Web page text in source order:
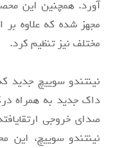
آورد. همچنین این
مجهز شده که علاوه بر
مختلف نیز تنظیم کرد.
صدای خروجی
نینتندو سوییچ، این